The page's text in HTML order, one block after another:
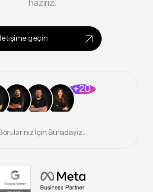
hazırız.
geçin
+20
İçin Buradayız...